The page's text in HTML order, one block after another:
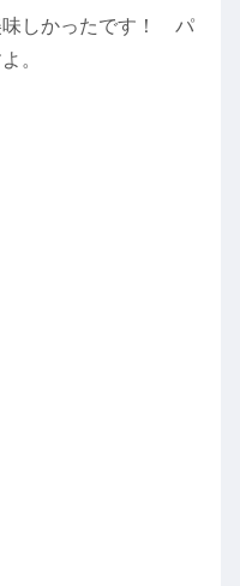
味しかったです！ パ
。